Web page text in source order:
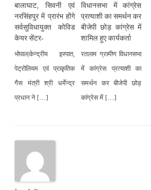
बालाघाट, सिवनी एवं
नरसिंहपुर में प्रारंभ होंगे
सर्वसुविधायुक्त कोविड
केयर सेंटर-
भोपाल|केन्द्रीय इस्पात,
पेट्रोलियम एवं प्राकृतिक
गैस मंत्री श्री धर्मेन्द्र
प्रधान ने […]
विधानसभा में कांग्रेस
प्रत्याशी का समर्थन कर
बीजेपी छोड़ कांग्रेस में
शामिल हुए कार्यकर्ता
रतलाम ग्रामीण विधानसभा
में कांग्रेस प्रत्याशी का
समर्थन कर बीजेपी छोड़
कांग्रेस में […]